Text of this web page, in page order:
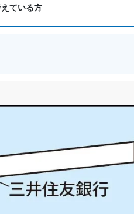
ている方